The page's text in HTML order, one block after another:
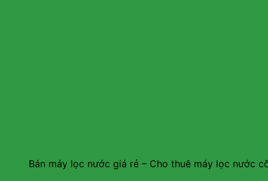
Bán máy lọc nước giá rẻ – Cho thuê máy lọc nước